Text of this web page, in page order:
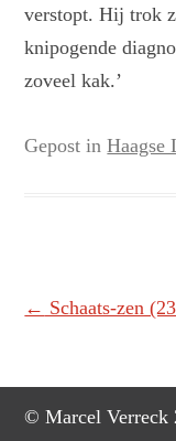
verstopt. Hij trok
knipogende
zoveel kak.’
Gepost inHaagse
Berichtnavigatie
← Schaats-zen
© Marcel